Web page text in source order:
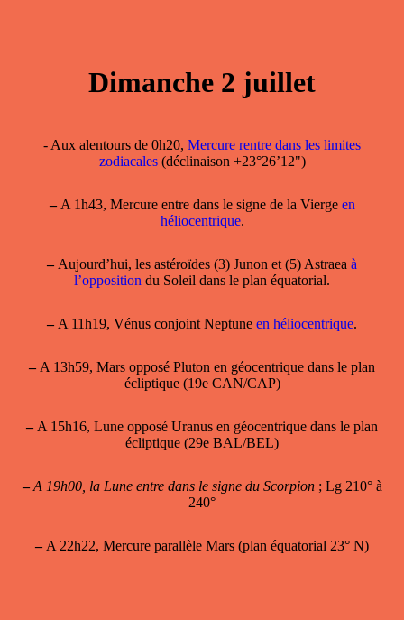
Dimanche 2 juillet
- Aux alentours de 0h20, Mercure rentre dans les limites
zodiacales(déclinaison +23°26’12")
–A 1h43, Mercure entre dans le signe de la Vierge en
héliocentrique.
–Aujourd’hui, les astéroïdes (3) Junon et (5) Astraea à
l’opposition du Soleil dans le plan équatorial.
–A 11h19, Vénus conjoint Neptune en héliocentrique.
–A 13h59, Mars opposé Pluton en géocentrique dans le plan
écliptique (19e CAN/CAP)
–A 15h16, Lune opposé Uranus en géocentrique dans le plan
écliptique (29e BAL/BEL)
– A 19h00, la Lune entre dans le signe du Scorpion; Lg 210° à
240°
–A 22h22, Mercure parallèle Mars (plan équatorial 23° N)